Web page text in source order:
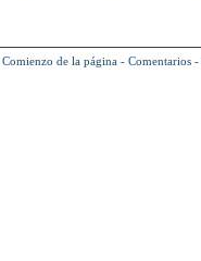
Comienzo de la página - Comentarios -